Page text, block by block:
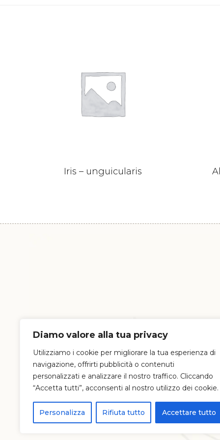
Diamo valore alla tua privacy
Utilizziamo i cookie per migliorare la tua esperienza di
navigazione, offrirti pubblicità o contenuti
personalizzati e analizzare il nostro traffico. Cliccando
“Accetta tutti”, acconsenti al nostro utilizzo dei cookie.
Personalizza Rifiuta tutto Accettare tutto
Iris – unguicularis
©